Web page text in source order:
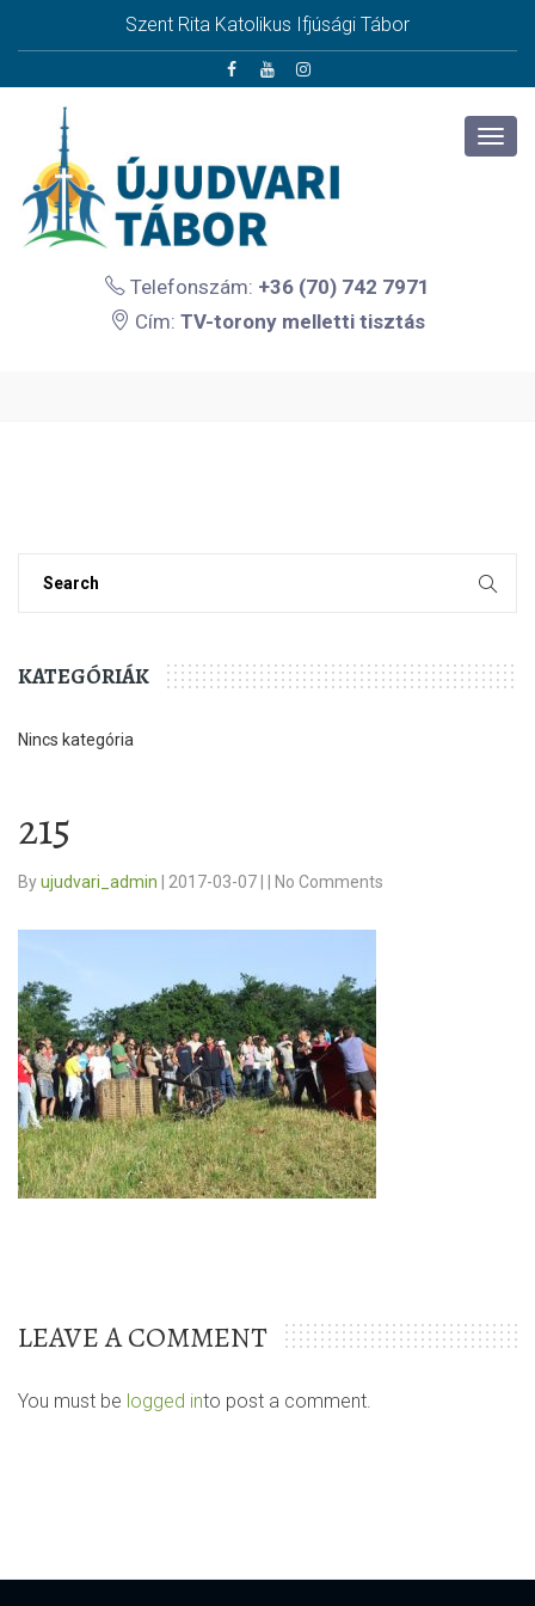
Szent Rita Katolikus Ifjúsági Tábor
Telefonszám: +36 (70) 742 7971
Cím: TV-torony melletti tisztás
KATEGÓRIÁK
Nincs kategória
215
Byujudvari_admin 2017-03-07 No Comments
LEAVE A COMMENT
You must be logged into post a comment.